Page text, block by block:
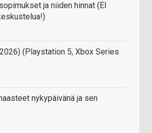
ja niiden hinnat (EI
(Playstation 5, Xbox Series
nykypäivänä ja sen